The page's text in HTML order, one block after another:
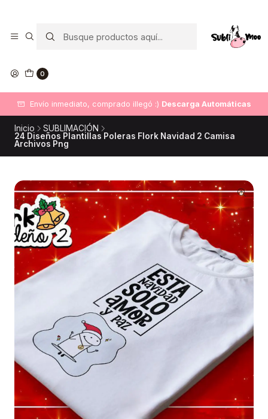
0
Envío inmediato, comprado illegó :) Descarga Automáticas
Inicio
SUBLIMACIÓN
24 Diseños Plantillas Poleras Flork Navidad 2 Camisa
Archivos Png